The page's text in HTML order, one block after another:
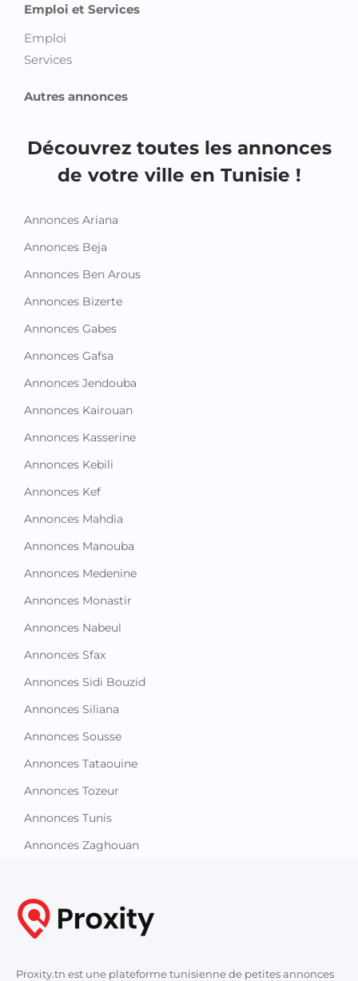
Emploi et Services
Emploi
Services
Autres annonces
Découvrez toutes les annonces
de votre ville en Tunisie !
Annonces Ariana
Annonces Beja
Annonces Ben Arous
Annonces Bizerte
Annonces Gabes
Annonces Gafsa
Annonces Jendouba
Annonces Kairouan
Annonces Kasserine
Annonces Kebili
Annonces Kef
Annonces Mahdia
Annonces Manouba
Annonces Medenine
Annonces Monastir
Annonces Nabeul
Annonces Sfax
Annonces Sidi Bouzid
Annonces Siliana
Annonces Sousse
Annonces Tataouine
Annonces Tozeur
Annonces Tunis
Annonces Zaghouan
Proxity.tn est une plateforme tunisienne de petites annonces